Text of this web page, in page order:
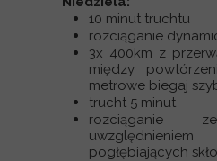
10 minut truchtu
rozciąganie
3x 400km z
między
metrowe biegaj
trucht 5 minut
rozciąganie
pogłębiających